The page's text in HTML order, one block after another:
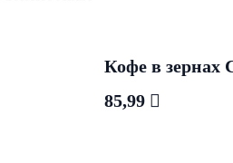
Кофе в зернах
85,99 